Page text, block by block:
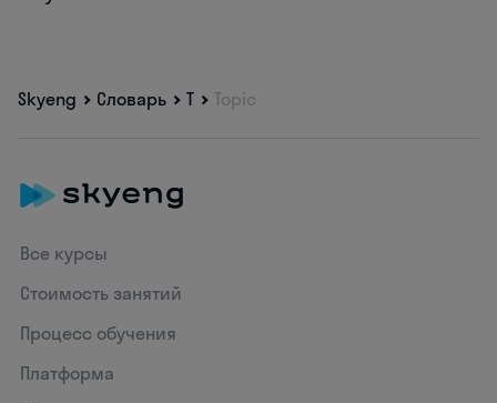
Skyeng Словарь T Topic
Все курсы
Стоимость занятий
Процесс обучения
Платформа